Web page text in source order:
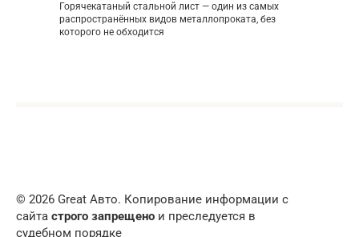
Горячекатаный стальной лист — один из самых
распространённых видов металлопроката, без
которого не обходится
© 2026 Great Авто. Копирование информации с
сайта строго запрещено и преследуется в
судебном порядке